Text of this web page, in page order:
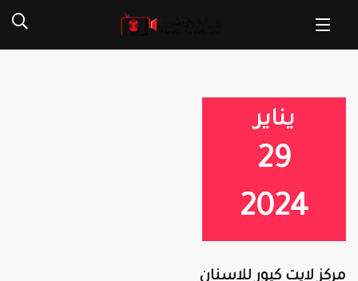
يناير
29
2024
مركز لايت كيور للاسنان